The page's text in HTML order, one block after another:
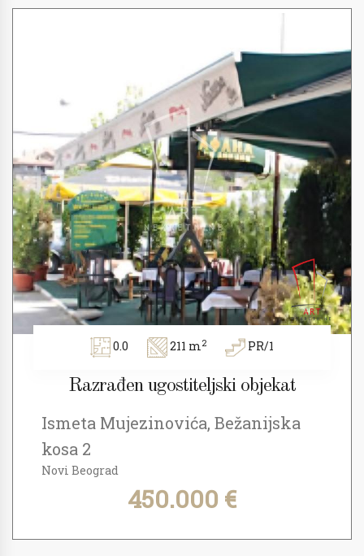
0.0 211 m2 PR/1
Razrađen ugostiteljski objekat
Ismeta Mujezinovića, Bežanijska
kosa 2
Novi Beograd
450.000 €